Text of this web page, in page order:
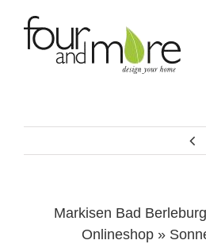
Markisen Bad
Onlineshop »